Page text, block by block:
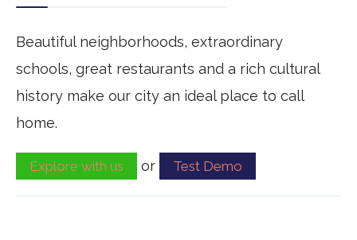
Beautiful neighborhoods, extraordinary
schools, great restaurants and a rich cultural
history make our city an ideal place to call
home.
Explore with us or Test Demo